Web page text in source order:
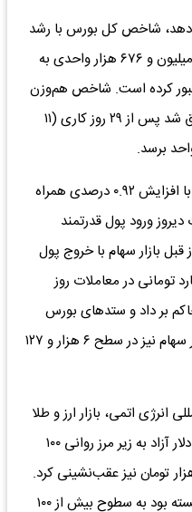
شاخص کل بورس با رشد
۱.۷۷ درصدی و قرار گرفتن در سطح ۲‌میلیون و ۶۷۶ هزار واحدی به
کرده است. شاخص هم‌وزن
نیز با رشد ۱.۰۸ درصدی سرانجام موفق شد پس از ۲۹ روز کاری (۱۱
در فرابورس نیز شاخص کل این بازار با افزایش ۰.۹۲ درصدی همراه
ورود پول قدرتمند
قبل بازار سهام با خروج پول
ورود پول هزار و ۱۹۶ میلیارد تومانی در معاملات روز
بر داد و ستد‌های بورس
تهران است. ارزش معاملات خرد بازار سهام نیز در سطح ۶ هزار و ۱۲۷
انرژی اتمی، بازار ارز و طلا
وارد مسیر نزولی شدند، به طوری که دلار آزاد به زیر مرز روانی ۱۰۰
تومان سقوط کرد و تا کانال ۹۷ هزار تومان نیز عقب‌نشینی کرد.
دلار آزاد که در پنجم شهریور ماه، توانسته بود به سطوح بیش از ۱۰۰